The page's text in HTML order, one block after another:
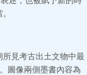
見考古出土文物中最
圖像兩側墨書內容為